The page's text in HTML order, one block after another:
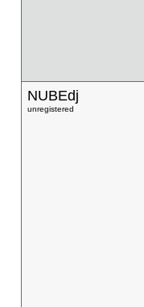
NUBEdj
unregistered